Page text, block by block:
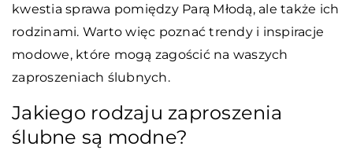
kwestia sprawa pomiędzy Parą Młodą, ale także ich
rodzinami. Warto więc poznać trendy i inspiracje
modowe, które mogą zagościć na waszych
zaproszeniach ślubnych.
Jakiego rodzaju zaproszenia
ślubne są modne?